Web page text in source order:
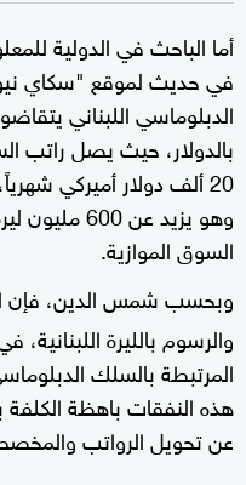
أما الباحث في الدولية
في حديث لموقع "سكاي
الدبلوماسي اللبناني
بالدولار، حيث يصل راتب
20 ألف دولار أميركي
وهو يزيد
السوق الموازية.
وبحسب شمس الدين، فإن
والرسوم بالليرة
المرتبطة بالسلك
هذه النفقات باهظة الكلفة
عن تحويل الرواتب